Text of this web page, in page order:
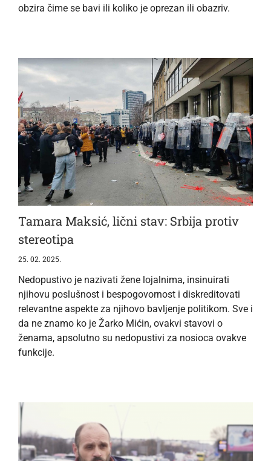
obzira čime se bavi ili koliko je oprezan ili obazriv.
Tamara Maksić, lični stav: Srbija protiv
stereotipa
25. 02. 2025.
Nedopustivo je nazivati žene lojalnima, insinuirati
njihovu poslušnost i bespogovornost i diskreditovati
relevantne aspekte za njihovo bavljenje politikom. Sve i
da ne znamo ko je Žarko Mićin, ovakvi stavovi o
ženama, apsolutno su nedopustivi za nosioca ovakve
funkcije.